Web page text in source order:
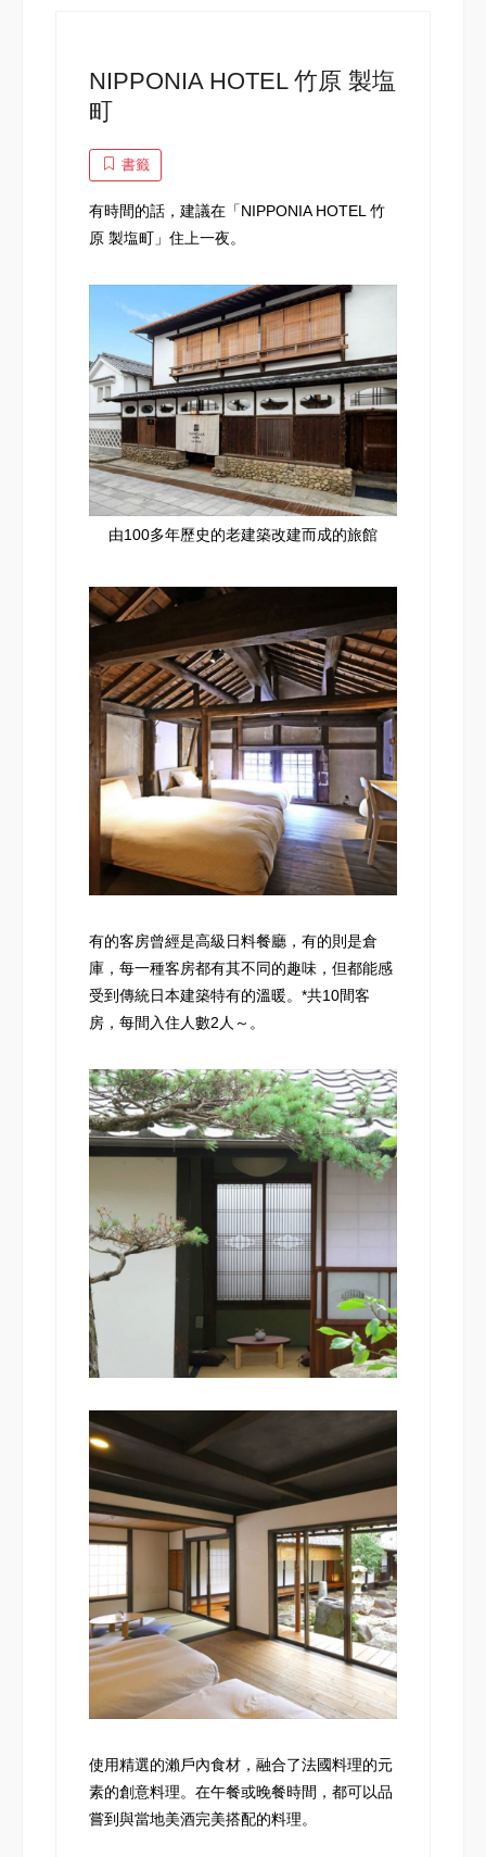
NIPPONIA HOTEL 竹原 製塩
町
書籤
有時間的話，建議在「NIPPONIA HOTEL 竹
原 製塩町」住上一夜。
由100多年歷史的老建築改建而成的旅館
有的客房曾經是高級日料餐廳，有的則是倉
庫，每一種客房都有其不同的趣味，但都能感
受到傳統日本建築特有的溫暖。*共10間客
房，每間入住人數2人～。
使用精選的瀨戶內食材，融合了法國料理的元
素的創意料理。在午餐或晚餐時間，都可以品
嘗到與當地美酒完美搭配的料理。